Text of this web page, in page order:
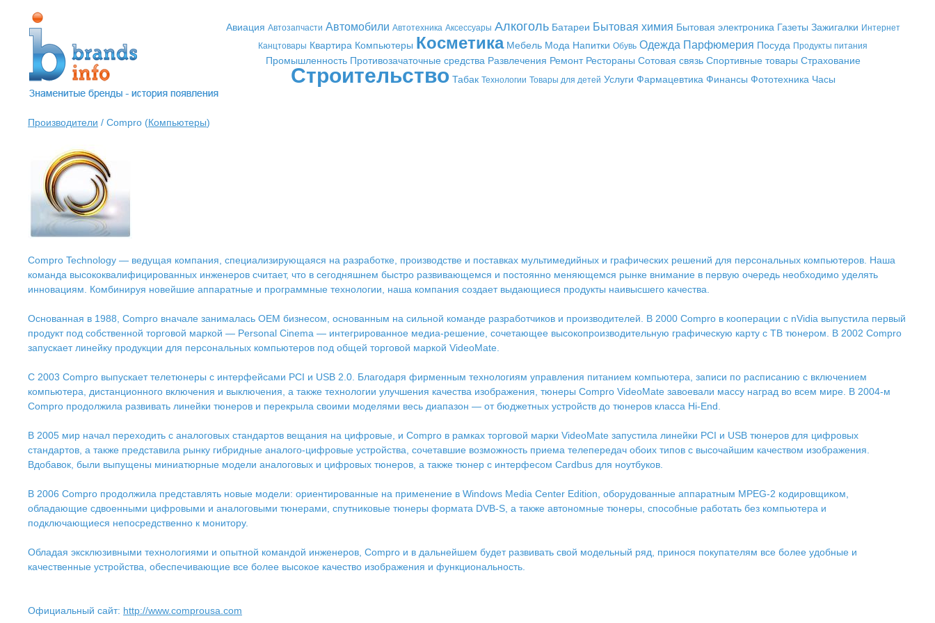
Авиация Автозапчасти Автомобили Автотехника Аксессуары Алкоголь Батареи Бытовая химия Бытовая электроника Газеты Зажигалки Интернет
Канцтовары Квартира Компьютеры Косметика Мебель Мода Напитки Обувь Одежда Парфюмерия Посуда Продукты питания
Промышленность Противозачаточные средства Развлечения Ремонт Рестораны Сотовая связь Спортивные товары Страхование
Строительство Табак Технологии Товары для детей Услуги Фармацевтика Финансы Фототехника Часы
Производители / Compro (Компьютеры)
Compro Technology — ведущая компания, специализирующаяся на разработке, производстве и поставках мультимедийных и графических решений для персональных компьютеров. Наша
команда высококвалифицированных инженеров считает, что в сегодняшнем быстро развивающемся и постоянно меняющемся рынке внимание в первую очередь необходимо уделять
инновациям. Комбинируя новейшие аппаратные и программные технологии, наша компания создает выдающиеся продукты наивысшего качества.
Основанная в 1988, Compro вначале занималась OEM бизнесом, основанным на сильной команде разработчиков и производителей. В 2000 Compro в кооперации с nVidia выпустила первый
продукт под собственной торговой маркой — Personal Cinema — интегрированное медиа-решение, сочетающее высокопроизводительную графическую карту с ТВ тюнером. В 2002 Compro
запускает линейку продукции для персональных компьютеров под общей торговой маркой VideoMate.
С 2003 Compro выпускает телетюнеры с интерфейсами PCI и USB 2.0. Благодаря фирменным технологиям управления питанием компьютера, записи по расписанию с включением
компьютера, дистанционного включения и выключения, а также технологии улучшения качества изображения, тюнеры Compro VideoMate завоевали массу наград во всем мире. В 2004-м
Compro продолжила развивать линейки тюнеров и перекрыла своими моделями весь диапазон — от бюджетных устройств до тюнеров класса Hi-End.
В 2005 мир начал переходить с аналоговых стандартов вещания на цифровые, и Compro в рамках торговой марки VideoMate запустила линейки PCI и USB тюнеров для цифровых
стандартов, а также представила рынку гибридные аналого-цифровые устройства, сочетавшие возможность приема телепередач обоих типов с высочайшим качеством изображения.
Вдобавок, были выпущены миниатюрные модели аналоговых и цифровых тюнеров, а также тюнер с интерфесом Cardbus для ноутбуков.
В 2006 Compro продолжила представлять новые модели: ориентированные на применение в Windows Media Center Edition, оборудованные аппаратным MPEG-2 кодировщиком,
обладающие сдвоенными цифровыми и аналоговыми тюнерами, спутниковые тюнеры формата DVB-S, а также автономные тюнеры, способные работать без компьютера и
подключающиеся непосредственно к монитору.
Обладая эксклюзивными технологиями и опытной командой инженеров, Compro и в дальнейшем будет развивать свой модельный ряд, принося покупателям все более удобные и
качественные устройства, обеспечивающие все более высокое качество изображения и функциональность.
Официальный сайт: http://www.comprousa.com